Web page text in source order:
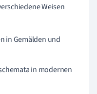
Weisen
in Gemälden und
in modernen